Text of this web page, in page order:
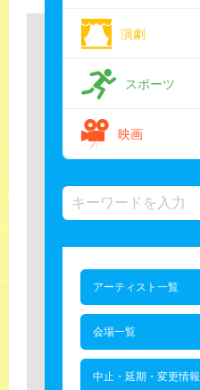
演劇
スポーツ
映画
アーティスト一覧
会場一覧
中止・延期・変更情報